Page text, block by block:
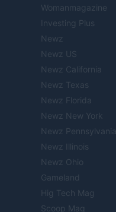
Womanmagazine
Investing Plus
Newz
Newz US
Newz California
Newz Texas
Newz Florida
Newz New York
Newz Pennsylvania
Newz Illinois
Newz Ohio
Gameland
Hig Tech Mag
Scoop Mag